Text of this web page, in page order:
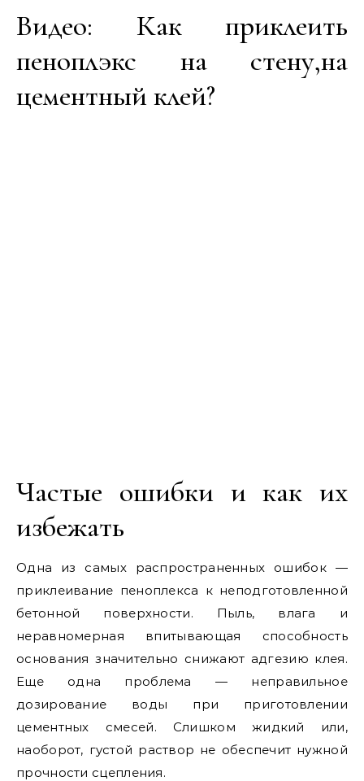
Видео: Как приклеить
пеноплэкс на стену,на
цементный клей?
Частые ошибки и как их
избежать
Одна из самых распространенных ошибок —
приклеивание пеноплекса к неподготовленной
бетонной поверхности. Пыль, влага и
неравномерная впитывающая способность
основания значительно снижают адгезию клея.
Еще одна проблема — неправильное
дозирование воды при приготовлении
цементных смесей. Слишком жидкий или,
наоборот, густой раствор не обеспечит нужной
прочности сцепления.